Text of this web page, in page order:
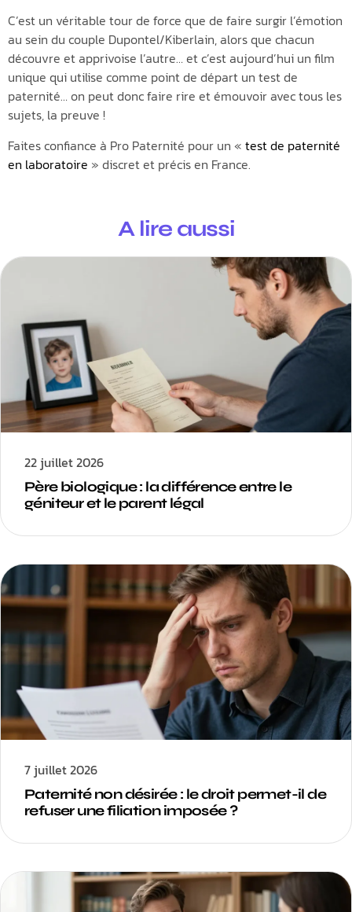
C’est un véritable tour de force que de faire surgir l’émotion
au sein du couple Dupontel/Kiberlain, alors que chacun
découvre et apprivoise l’autre… et c’est aujourd’hui un film
unique qui utilise comme point de départ un test de
paternité… on peut donc faire rire et émouvoir avec tous les
sujets, la preuve !
Faites confiance à Pro Paternité pour un « test de paternité
en laboratoire » discret et précis en France.
A lire aussi
Père biologique : la différence entre le
géniteur et le parent légal
22 juillet 2026
Paternité non désirée : le droit permet-il de
refuser une filiation imposée ?
7 juillet 2026